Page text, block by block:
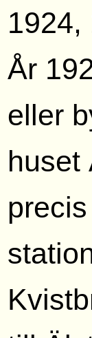
1924,
År
eller
huset